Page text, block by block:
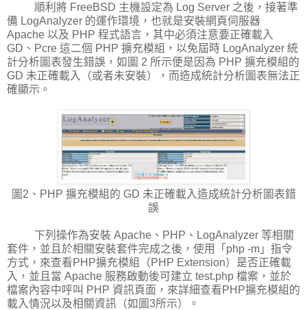
順利將 FreeBSD 主機設定為 Log Server 之後，接著準
備 LogAnalyzer 的運作環境，也就是安裝網頁伺服器
Apache 以及 PHP 程式語言，其中必須注意要正確載入
GD、Pcre 這二個 PHP 擴充模組，以免屆時 LogAnalyzer 統
計分析圖表發生錯誤，如圖 2 所示便是因為 PHP 擴充模組的
GD 未正確載入（或者未安裝），而造成統計分析圖表無法正
確顯示。
圖2、PHP 擴充模組的 GD 未正確載入造成統計分析圖表錯
誤
下列操作為安裝 Apache、PHP、LogAnalyzer 等相關
套件，並且於相關安裝套件完成之後，使用「php -m」指令
方式，來查看PHP擴充模組（PHP Extension）是否正確載
入，並且當 Apache 服務啟動後可建立 test.php 檔案，並於
檔案內容中呼叫 PHP 資訊頁面，來詳細查看PHP擴充模組的
載入情況以及相關資訊（如圖3所示）。